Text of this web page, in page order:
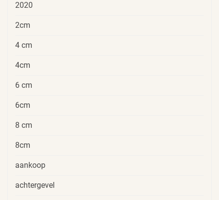
2020
2cm
4 cm
4cm
6 cm
6cm
8 cm
8cm
aankoop
achtergevel